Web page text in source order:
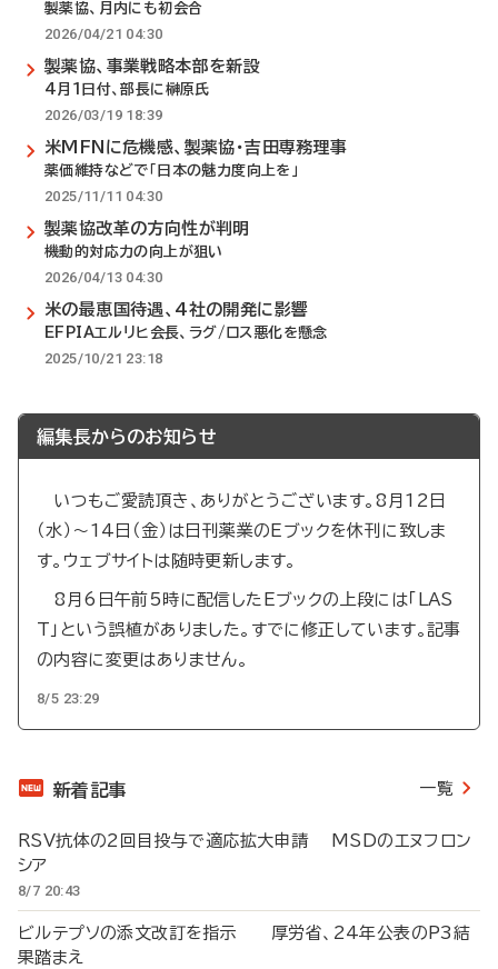
製薬協、月内にも初会合
2026/04/21 04:30
製薬協、事業戦略本部を新設
4月1日付、部長に榊原氏
2026/03/19 18:39
米MFNに危機感、製薬協・吉田専務理事
薬価維持などで「日本の魅力度向上を」
2025/11/11 04:30
製薬協改革の方向性が判明
機動的対応力の向上が狙い
2026/04/13 04:30
米の最恵国待遇、4社の開発に影響
EFPIAエルリヒ会長、ラグ/ロス悪化を懸念
2025/10/21 23:18
編集長からのお知らせ
いつもご愛読頂き、ありがとうございます。8月12日
（水）～14日（金）は日刊薬業のEブックを休刊に致しま
す。ウェブサイトは随時更新します。
8月6日午前5時に配信したEブックの上段には「LAS
T」という誤植がありました。すでに修正しています。記事
の内容に変更はありません。
8/5 23:29
新着記事 一覧
RSV抗体の2回目投与で適応拡大申請 MSDのエヌフロン
シア
8/7 20:43
ビルテプソの添文改訂を指示 厚労省、24年公表のP3結
果踏まえ